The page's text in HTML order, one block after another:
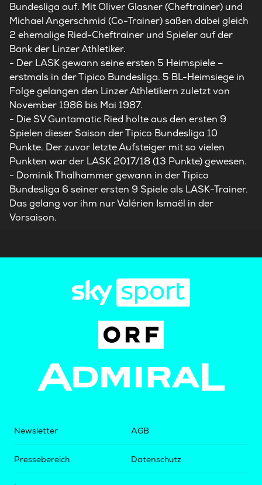
Bundesliga auf. Mit Oliver Glasner (Cheftrainer) und
Michael Angerschmid (Co-Trainer) saßen dabei gleich
2 ehemalige Ried-Cheftrainer und Spieler auf der
Bank der Linzer Athletiker.
- Der LASK gewann seine ersten 5 Heimspiele –
erstmals in der Tipico Bundesliga. 5 BL-Heimsiege in
Folge gelangen den Linzer Athletikern zuletzt von
November 1986 bis Mai 1987.
- Die SV Guntamatic Ried holte aus den ersten 9
Spielen dieser Saison der Tipico Bundesliga 10
Punkte. Der zuvor letzte Aufsteiger mit so vielen
Punkten war der LASK 2017/18 (13 Punkte) gewesen.
- Dominik Thalhammer gewann in der Tipico
Bundesliga 6 seiner ersten 9 Spiele als LASK-Trainer.
Das gelang vor ihm nur Valérien Ismaël in der
Vorsaison.
Newsletter
Pressebereich
AGB
Datenschutz